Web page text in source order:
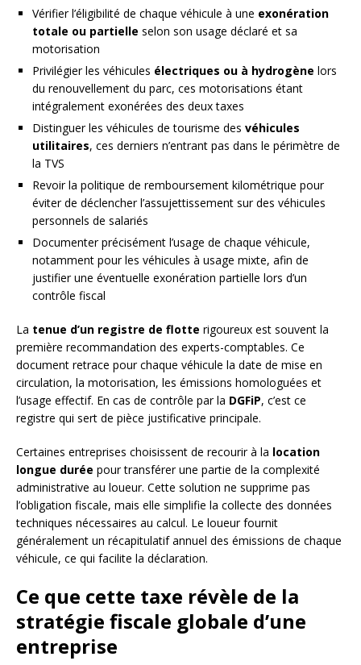
Vérifier l’éligibilité de chaque véhicule à une exonération
totale ou partielle selon son usage déclaré et sa
motorisation
Privilégier les véhicules électriques ou à hydrogène lors
du renouvellement du parc, ces motorisations étant
intégralement exonérées des deux taxes
Distinguer les véhicules de tourisme des véhicules
utilitaires, ces derniers n’entrant pas dans le périmètre de
la TVS
Revoir la politique de remboursement kilométrique pour
éviter de déclencher l’assujettissement sur des véhicules
personnels de salariés
Documenter précisément l’usage de chaque véhicule,
notamment pour les véhicules à usage mixte, afin de
justifier une éventuelle exonération partielle lors d’un
contrôle fiscal
La tenue d’un registre de flotte rigoureux est souvent la
première recommandation des experts-comptables. Ce
document retrace pour chaque véhicule la date de mise en
circulation, la motorisation, les émissions homologuées et
l’usage effectif. En cas de contrôle par la DGFiP, c’est ce
registre qui sert de pièce justificative principale.
Certaines entreprises choisissent de recourir à la location
longue durée pour transférer une partie de la complexité
administrative au loueur. Cette solution ne supprime pas
l’obligation fiscale, mais elle simplifie la collecte des données
techniques nécessaires au calcul. Le loueur fournit
généralement un récapitulatif annuel des émissions de chaque
véhicule, ce qui facilite la déclaration.
Ce que cette taxe révèle de la
stratégie fiscale globale d’une
entreprise